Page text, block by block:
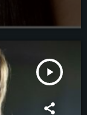
play_arrow